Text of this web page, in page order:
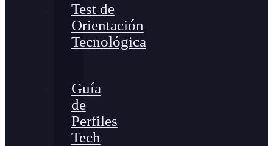
Test de
Orientación
Tecnológica
Guía
de
Perfiles
Tech